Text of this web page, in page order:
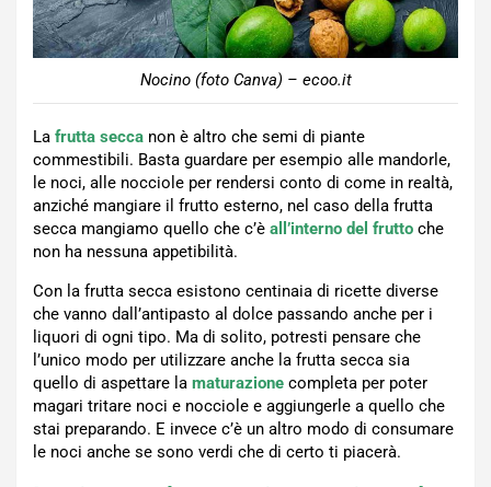
Nocino (foto Canva) – ecoo.it
La frutta secca non è altro che semi di piante
commestibili. Basta guardare per esempio alle mandorle,
le noci, alle nocciole per rendersi conto di come in realtà,
anziché mangiare il frutto esterno, nel caso della frutta
secca mangiamo quello che c’è all’interno del frutto che
non ha nessuna appetibilità.
Con la frutta secca esistono centinaia di ricette diverse
che vanno dall’antipasto al dolce passando anche per i
liquori di ogni tipo. Ma di solito, potresti pensare che
l’unico modo per utilizzare anche la frutta secca sia
quello di aspettare la maturazione completa per poter
magari tritare noci e nocciole e aggiungerle a quello che
stai preparando. E invece c’è un altro modo di consumare
le noci anche se sono verdi che di certo ti piacerà.